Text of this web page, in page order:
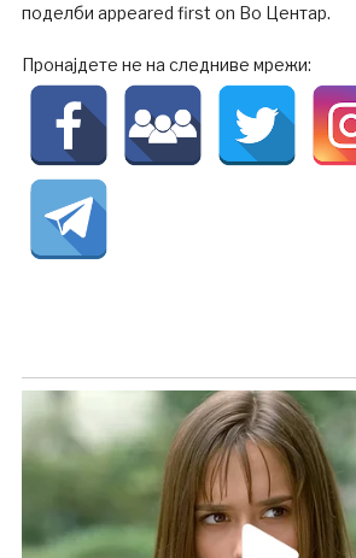
поделби appeared first on Во Центар.
Пронајдете не на следниве мрежи: